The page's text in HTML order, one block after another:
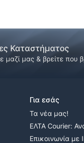
Καταστήματος
μαζί μας & βρείτε που
Για εσάς
Τα νέα μας!
ΕΛΤΑ Courier:
Επικοινωνία με